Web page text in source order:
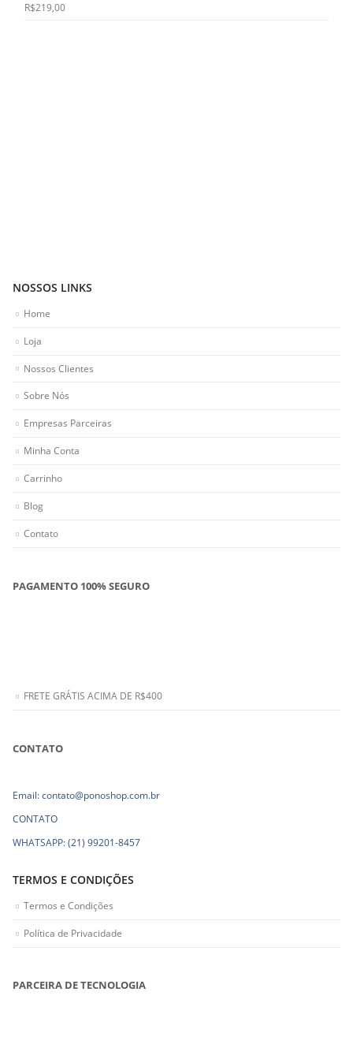
5.00 out of 5
R$219,00
NOSSOS LINKS
Home
Loja
Nossos Clientes
Sobre Nós
Empresas Parceiras
Minha Conta
Carrinho
Blog
Contato
PAGAMENTO 100% SEGURO
FRETE GRÁTIS ACIMA DE R$400
CONTATO
Email: contato@ponoshop.com.br
CONTATO
WHATSAPP: (21) 99201-8457
TERMOS E CONDIÇÕES
Termos e Condições
Política de Privacidade
PARCEIRA DE TECNOLOGIA